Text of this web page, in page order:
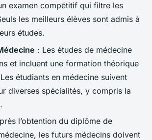
examen compétitif qui filtre les
les meilleurs élèves sont admis à
études.
: Les études de médecine
et incluent une formation théorique
étudiants en médecine suivent
diverses spécialités, y compris la
l’obtention du diplôme de
les futurs médecins doivent